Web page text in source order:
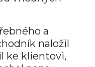
a
naložil
ke klientovi,